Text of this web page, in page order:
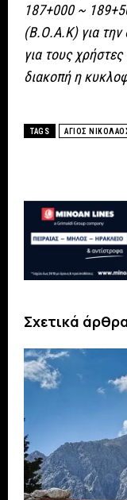
187+000 ~
(Β.Ο.Α.Κ) για την
για τους
διακοπή η
TAGS ΑΓΙΟΣ
Σχετικά